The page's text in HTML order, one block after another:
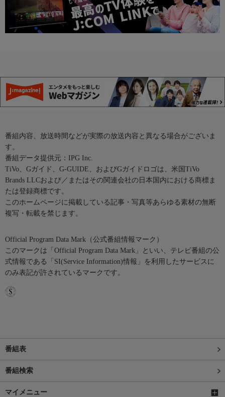
番組内容、放送時間などが実際の放送内容と異なる場合がございま
す。
番組データ提供元：IPG Inc.
TiVo、Gガイド、G-GUIDE、およびGガイドロゴは、米国TiVo
Brands LLCおよび／またはその関連会社の日本国内における商標ま
たは登録商標です。
このホームページに掲載している記事・写真等あらゆる素材の無断
複写・転載を禁じます。
Official Program Data Mark（公式番組情報マーク）
このマークは「Official Program Data Mark」といい、テレビ番組の公
式情報である「SI(Service Information)情報」を利用したサービスに
のみ表記が許されているマークです。
番組表
番組検索
マイメニュー